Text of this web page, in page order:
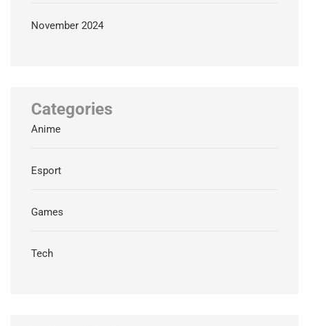
November 2024
Categories
Anime
Esport
Games
Tech